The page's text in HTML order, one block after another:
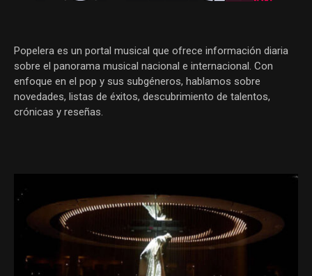
Popelera es un portal musical que ofrece información diaria
sobre el panorama musical nacional e internacional. Con
enfoque en el pop y sus subgéneros, hablamos sobre
novedades, listas de éxitos, descubrimiento de talentos,
crónicas y reseñas.